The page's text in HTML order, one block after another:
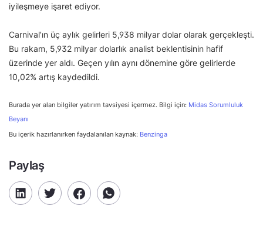
iyileşmeye işaret ediyor.
Carnival’ın üç aylık gelirleri 5,938 milyar dolar olarak gerçekleşti.
Bu rakam, 5,932 milyar dolarlık analist beklentisinin hafif
üzerinde yer aldı. Geçen yılın aynı dönemine göre gelirlerde
10,02% artış kaydedildi.
Burada yer alan bilgiler yatırım tavsiyesi içermez. Bilgi için: Midas Sorumluluk
Beyanı
Bu içerik hazırlanırken faydalanılan kaynak: Benzinga
Paylaş